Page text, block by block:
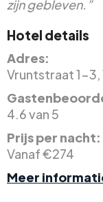
zijn gebleven.”
Hotel details
Adres:
Vruntstraat 1-3,
4.6 van 5
Prijs per nacht:
Vanaf €274
Meer